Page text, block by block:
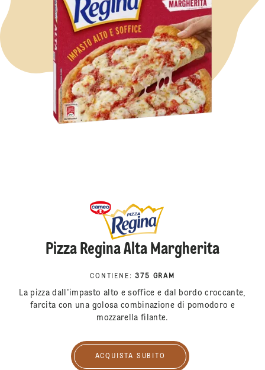
Pizza Regina Alta Margherita
CONTIENE : 375 GRAM
La pizza dall'impasto alto e soffice e dal bordo croccante,
farcita con una golosa combinazione di pomodoro e
mozzarella filante.
Acquista subito
ACQUISTA SUBITO